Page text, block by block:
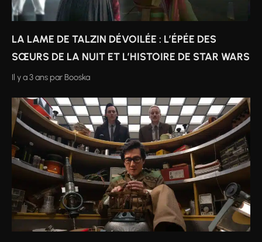
LA LAME DE TALZIN DÉVOILÉE : L’ÉPÉE DES
SŒURS DE LA NUIT ET L’HISTOIRE DE STAR WARS
Il y a 3 ans par Booska